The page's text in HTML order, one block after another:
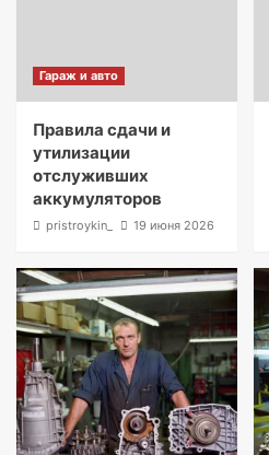
Гараж и авто
Правила сдачи и
утилизации
отслуживших
аккумуляторов
pristroykin_ 19 июня 2026